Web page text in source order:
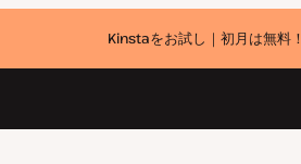
Kinstaをお試し｜初月は無料！